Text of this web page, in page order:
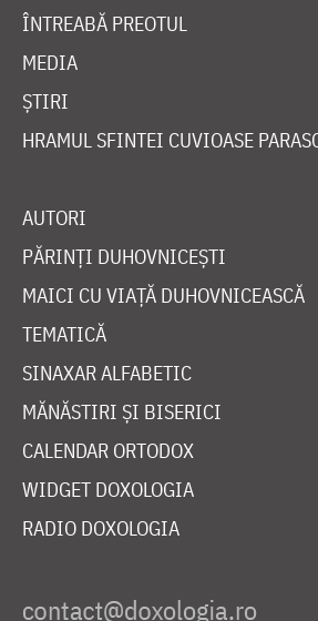
ÎNTREABĂ PREOTUL
MEDIA
ȘTIRI
HRAMUL SFINTEI CUVIOASE
AUTORI
PĂRINȚI DUHOVNICEȘTI
MAICI CU VIAȚĂ DUHOVNICEASCĂ
TEMATICĂ
SINAXAR ALFABETIC
MĂNĂSTIRI ȘI BISERICI
CALENDAR ORTODOX
WIDGET DOXOLOGIA
RADIO DOXOLOGIA